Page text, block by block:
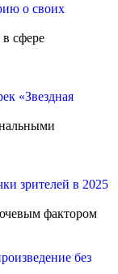
о своих
сфере
«Звездная
зрителей в 2025
фактором
без